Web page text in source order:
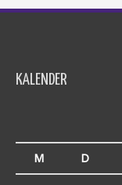
KALENDER
M D